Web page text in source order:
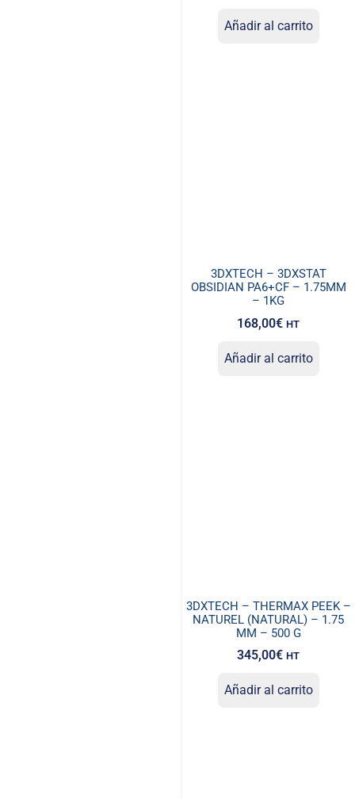
Añadir al carrito
3DXTECH – 3DXSTAT
OBSIDIAN PA6+CF – 1.75MM
– 1KG
168,00€ HT
Añadir al carrito
3DXTECH – THERMAX PEEK –
NATUREL (NATURAL) – 1.75
MM – 500 G
345,00€ HT
Añadir al carrito